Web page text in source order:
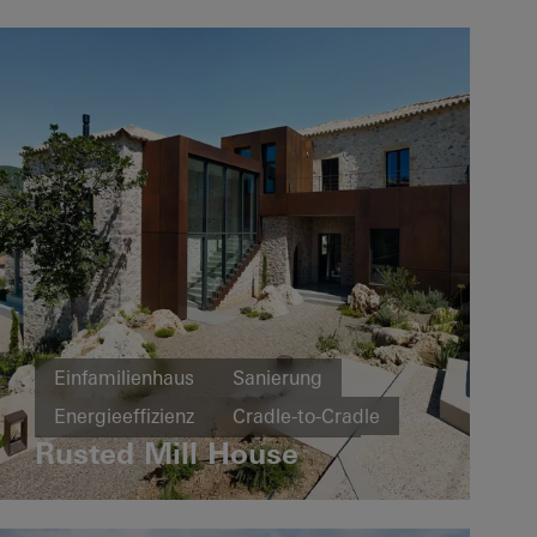
Einfamilienhaus
Sanierung
Energieeffizienz
Cradle-to-Cradle
Design und Ästhetik
Fenster
Türen
Griechenland
Rusted Mill House